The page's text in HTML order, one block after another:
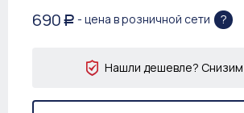
690 Р - цена в розничной сети ?
Нашли дешевле? Снизим